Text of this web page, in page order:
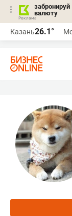
забронируй
валюту
Казань26.1°